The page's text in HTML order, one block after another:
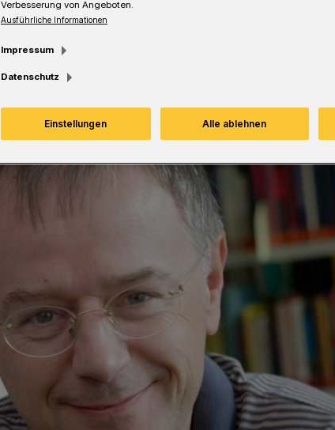
Verbesserung von Angeboten.
Ausführliche Informationen
Impressum
Datenschutz
Einstellungen Alle ablehnen